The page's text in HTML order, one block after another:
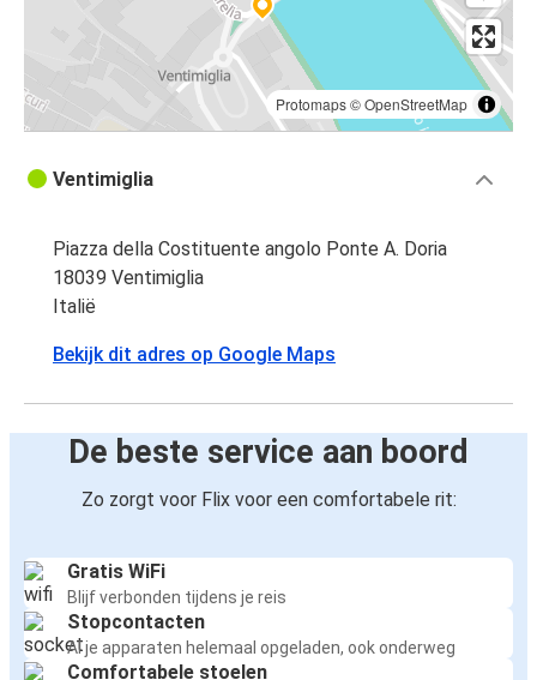
Protomaps©OpenStreetMap
Ventimiglia
Piazza della Costituente angolo Ponte A. Doria
18039 Ventimiglia
Italië
Bekijk dit adres op Google Maps
De beste service aan boord
Zo zorgt voor Flix voor een comfortabele rit:
Gratis WiFi
Blijf verbonden tijdens je reis
Stopcontacten
Al je apparaten helemaal opgeladen, ook onderweg
Comfortabele stoelen